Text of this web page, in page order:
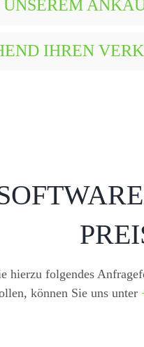
IHREN
folgendes
können Sie uns unter